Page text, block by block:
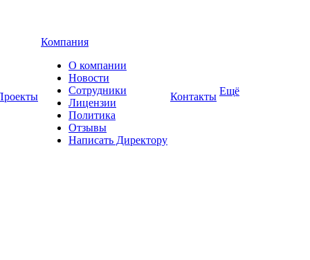
Компания
О компании
Новости
Сотрудники
Лицензии
Политика
Отзывы
Написать Директору
Контакты Ещё